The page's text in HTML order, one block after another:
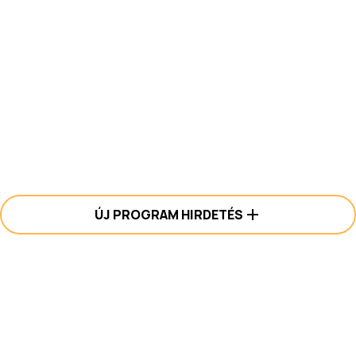
ÚJ PROGRAM HIRDETÉS